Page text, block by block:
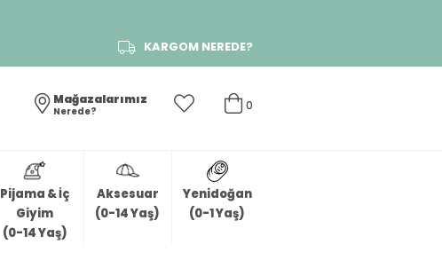
KARGOM NEREDE?
0
Mağazalarımız
Nerede?
Pijama & İç
Giyim
(0-14 Yaş)
Aksesuar
(0-14 Yaş)
Yenidoğan
(0-1 Yaş)